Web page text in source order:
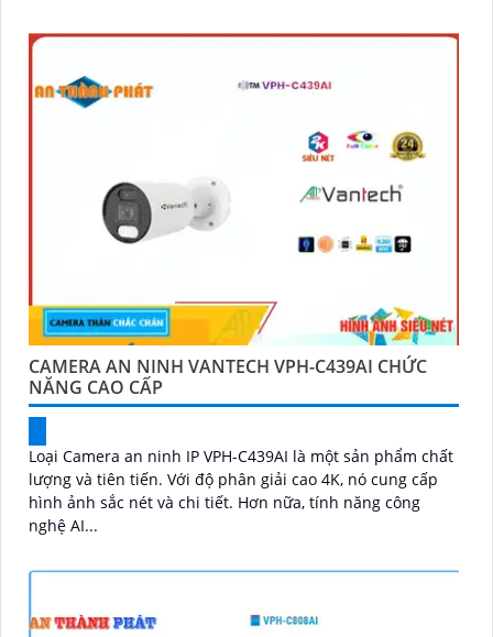
CAMERA AN NINH VANTECH VPH-C439AI CHỨC
NĂNG CAO CẤP
Loại Camera an ninh IP VPH-C439AI là một sản phẩm chất
lượng và tiên tiến. Với độ phân giải cao 4K, nó cung cấp
hình ảnh sắc nét và chi tiết. Hơn nữa, tính năng công
nghệ AI...